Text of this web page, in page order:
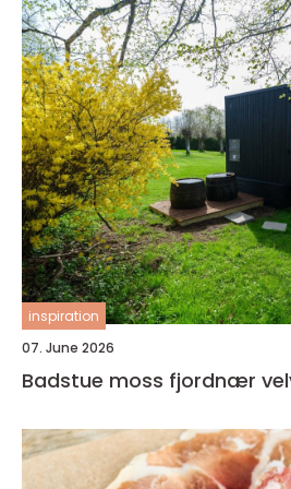
inspiration
07. June 2026
Badstue moss